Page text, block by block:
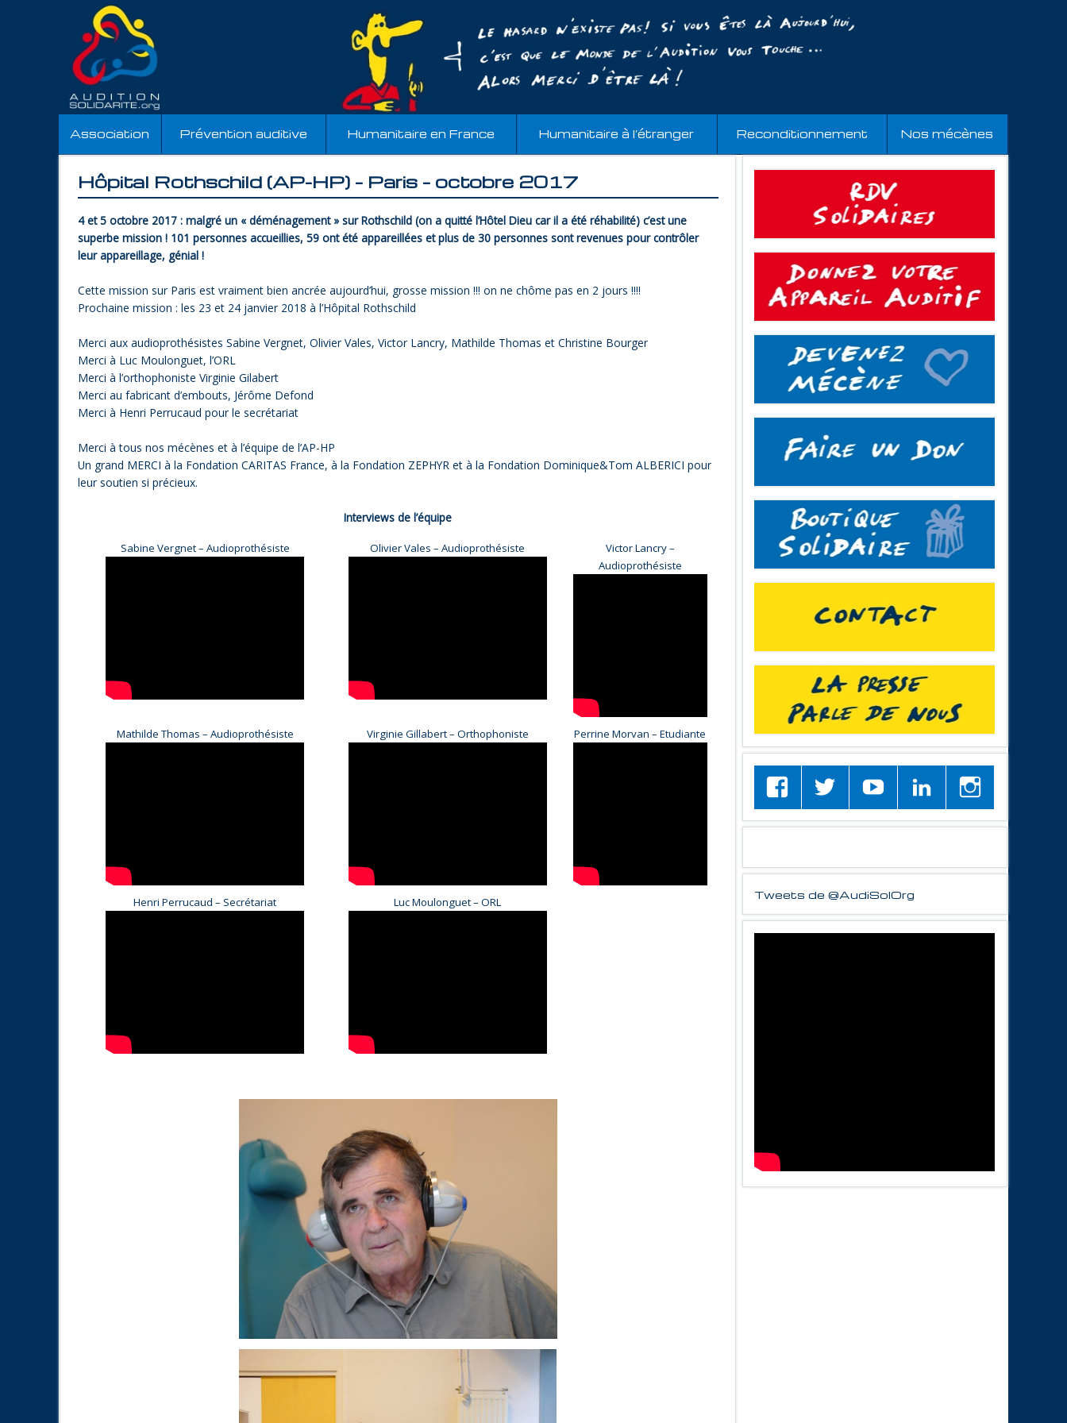
Association Prévention auditive Humanitaire en France Humanitaire à l’étranger Reconditionnement Nos mécènes
Hôpital Rothschild (AP-HP) – Paris – octobre 2017
4 et 5 octobre 2017 : malgré un « déménagement » sur Rothschild (on a quitté l’Hôtel Dieu car il a été réhabilité) c’est une
superbe mission ! 101 personnes accueillies, 59 ont été appareillées et plus de 30 personnes sont revenues pour contrôler
leur appareillage, génial !
Cette mission sur Paris est vraiment bien ancrée aujourd’hui, grosse mission !!! on ne chôme pas en 2 jours !!!!
Prochaine mission : les 23 et 24 janvier 2018 à l’Hôpital Rothschild
Merci aux audioprothésistes Sabine Vergnet, Olivier Vales, Victor Lancry, Mathilde Thomas et Christine Bourger
Merci à Luc Moulonguet, l’ORL
Merci à l’orthophoniste Virginie Gilabert
Merci au fabricant d’embouts, Jérôme Defond
Merci à Henri Perrucaud pour le secrétariat
Merci à tous nos mécènes et à l’équipe de l’AP-HP
Un grand MERCI à la Fondation CARITAS France, à la Fondation ZEPHYR et à la Fondation Dominique&Tom ALBERICI pour
leur soutien si précieux.
Interviews de l’équipe
Sabine Vergnet – Audioprothésiste Olivier Vales – Audioprothésiste
Victor Lancry –
Audioprothésiste
Mathilde Thomas – Audioprothésiste Virginie Gillabert – Orthophoniste Perrine Morvan – Etudiante
Henri Perrucaud – Secrétariat Luc Moulonguet – ORL
Tweets de @AudiSolOrg